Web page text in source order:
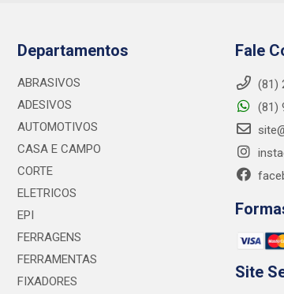
Departamentos
ABRASIVOS
ADESIVOS
AUTOMOTIVOS
CASA E CAMPO
CORTE
ELETRICOS
EPI
FERRAGENS
FERRAMENTAS
FIXADORES
Fale
(81)
(81)
Site